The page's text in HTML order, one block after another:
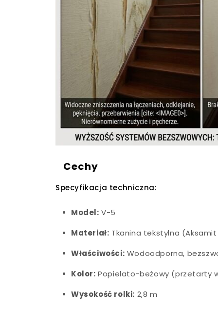
Cechy
Specyfikacja techniczna:
Model: V-5
Materiał: Tkanina tekstylna
Właściwości: Wodoodporna,
Kolor: Popielato-beżowy (przetarty
Wysokość rolki: 2,8 m